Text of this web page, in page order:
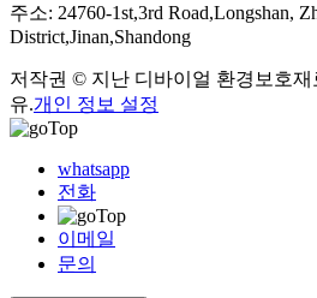
주소: 24760-1st,3rd Road,Longshan,
District,Jinan,Shandong
저작권 © 지난 디바이얼 환경보호
유.개인 정보 설정
whatsapp
전화
이메일
문의